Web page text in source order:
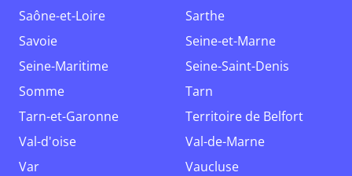
Saône-et-Loire
Sarthe
Savoie
Seine-et-Marne
Seine-Maritime
Seine-Saint-Denis
Somme
Tarn
Tarn-et-Garonne
Territoire de Belfort
Val-d'oise
Val-de-Marne
Var
Vaucluse